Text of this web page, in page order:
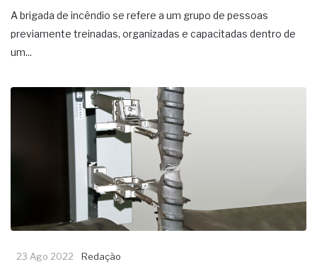
A brigada de incêndio se refere a um grupo de pessoas
previamente treinadas, organizadas e capacitadas dentro de
um...
23 Ago 2022 Redação